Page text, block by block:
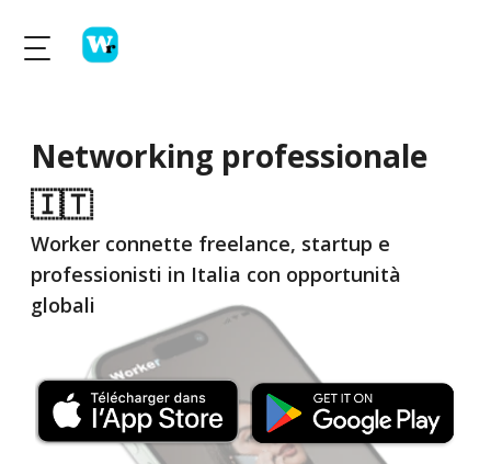
Networking professionale
🇮🇹
Worker connette freelance, startup e
professionisti in Italia con opportunità
globali